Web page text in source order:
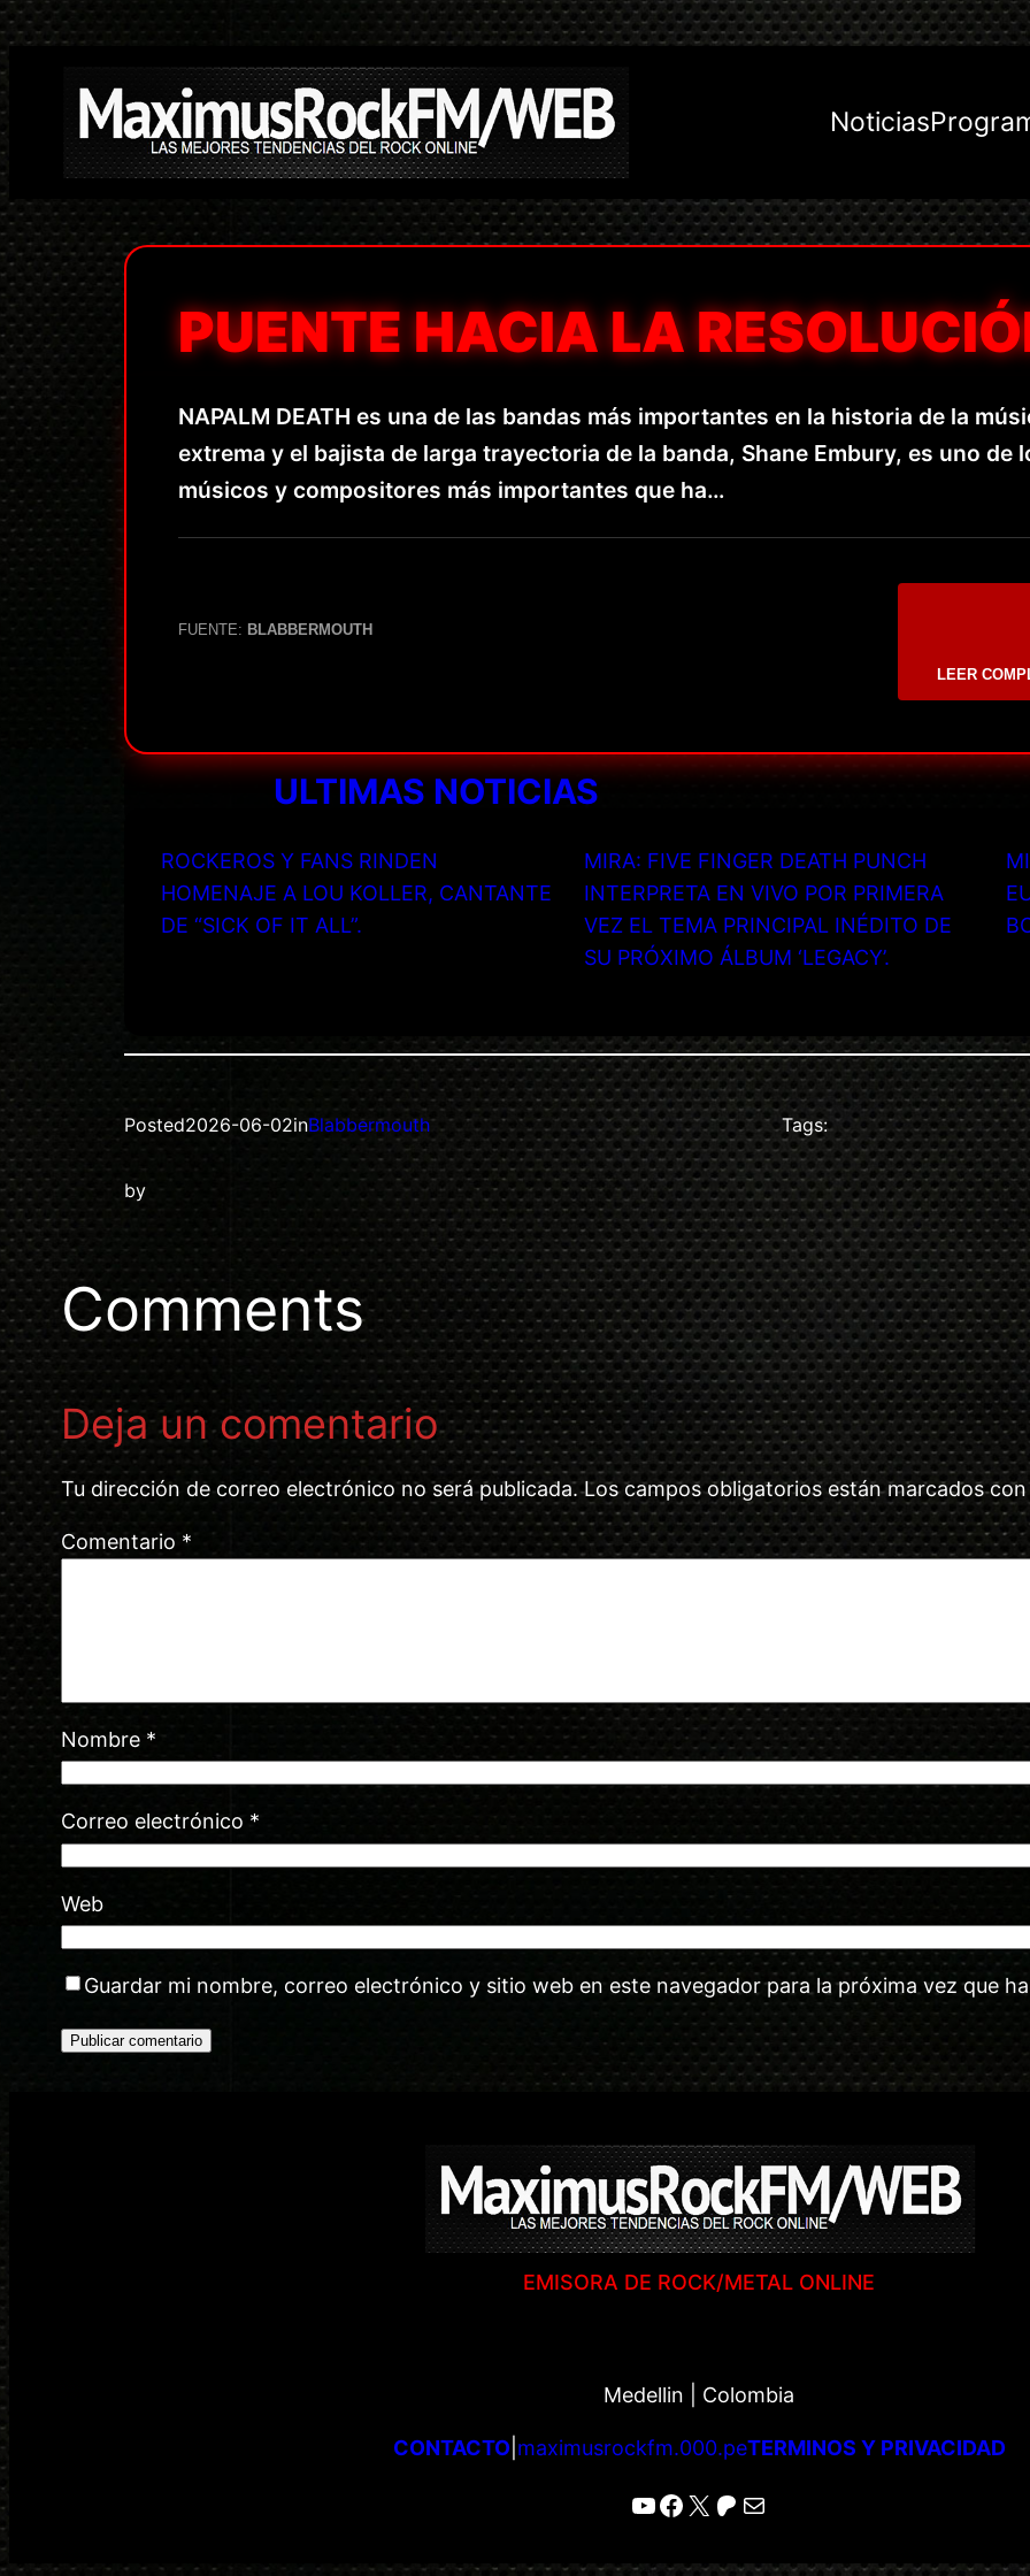
Saltar
contenido
Noticias
PUENTE HACIA LA
NAPALM DEATH es una de las bandas más importantes en la historia de la
extrema y el bajista de larga trayectoria de la banda, Shane Embury, es uno de
músicos y compositores más importantes que ha…
FUENTE: BLABBERMOUTH
LEER
ULTIMAS NOTICIAS
ROCKEROS Y FANS RINDEN
HOMENAJE A LOU KOLLER, CANTANTE
DE “SICK OF IT ALL”.
MIRA: FIVE FINGER DEATH PUNCH
INTERPRETA EN VIVO POR PRIMERA
VEZ EL TEMA PRINCIPAL INÉDITO DE
SU PRÓXIMO ÁLBUM ‘LEGACY’.
Posted2026-06-02inBlabbermouth
by
Tags:
Comments
Deja un comentario
Tu dirección de correo electrónico no será publicada. Los campos obligatorios están marcados
Comentario *
Nombre *
Correo electrónico *
Web
Guardar mi nombre, correo electrónico y sitio web en este navegador para la próxima vez que
EMISORA DE ROCK/METAL ONLINE
Medellin | Colombia
CONTACTO| maximusrockfm.000.peTERMINOS Y PRIVACIDAD
YouTube
Facebook
X Patreon
Correo electrónico